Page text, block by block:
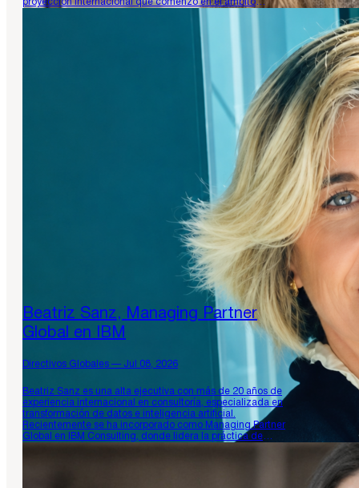
proyección internacional que comenzó en el ámbito
académico, colaborando en proyectos de transferencia de
energía inalámbrica para satélites en el Instituto Tecnológico
Beatriz Sanz, Managing Partner
Global en IBM
Directivos Globales — Jul 08, 2026
Beatriz Sanz es una alta ejecutiva con más de 20 años de
experiencia internacional en consultoría, especializada en
transformación de datos e inteligencia artificial.
Recientemente se ha incorporado como Managing Partner
Global en IBM Consulting, donde lidera la práctica de
transformación de datos y soluciones de software